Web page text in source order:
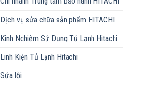
Dịch vụ sửa chữa sản phẩm HITACHI
Kinh Nghiệm Sử Dụng Tủ Lạnh Hitachi
Linh Kiện Tủ Lạnh Hitachi
Sửa lỗi